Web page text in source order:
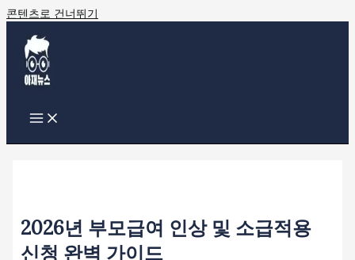
콘텐츠로 건너뛰기
2026년 부모급여 인상 및 소급적용
신청 완벽 가이드